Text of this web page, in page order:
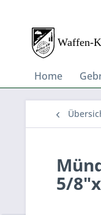
Home
5/